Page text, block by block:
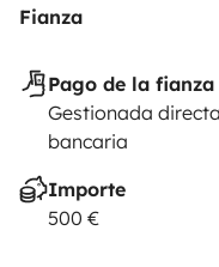
Fianza
Pago de la fianza
Gestionada
bancaria
Importe
500 €